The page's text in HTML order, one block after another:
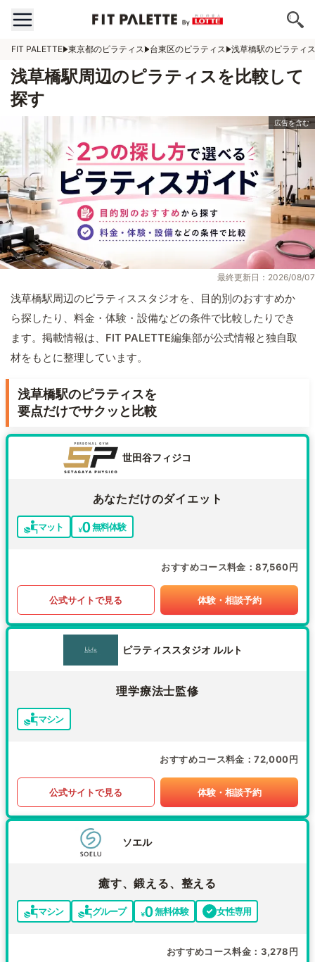
FIT PALETTE 東京都のピラティス 台東区のピラティス 浅草橋駅のピラティス
浅草橋駅周辺のピラティスを比較して
探す
最終更新日：2026/08/07
浅草橋駅周辺のピラティススタジオを、目的別のおすすめか
ら探したり、料金・体験・設備などの条件で比較したりでき
ます。掲載情報は、FIT PALETTE編集部が公式情報と独自取
材をもとに整理しています。
浅草橋駅のピラティスを
要点だけでサクッと比較
世田谷フィジコ
あなただけのダイエット
マット 無料体験
おすすめコース料金 87,560円
公式サイトで見る 体験・相談予約
ピラティススタジオ ルルト
理学療法士監修
マシン
おすすめコース料金 72,000円
公式サイトで見る 体験・相談予約
ソエル
癒す、鍛える、整える
マシン グループ 無料体験 女性専用
おすすめコース料金 3,278円